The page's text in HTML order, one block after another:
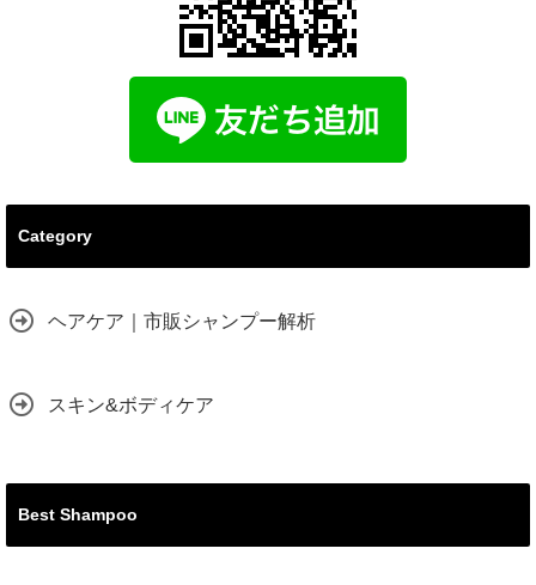
Category
ヘアケア｜市販シャンプー解析
スキン&ボディケア
Best Shampoo